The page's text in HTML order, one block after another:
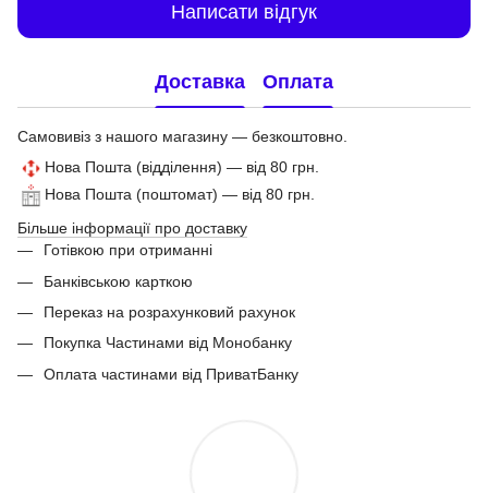
Написати відгук
Доставка Оплата
Самовивіз з нашого магазину — безкоштовно.
Нова Пошта (відділення) — від 80 грн.
Нова Пошта (поштомат) — від 80 грн.
Більше інформації про доставку
Готівкою при отриманні
Банківською карткою
Переказ на розрахунковий рахунок
Покупка Частинами від Монобанку
Оплата частинами від ПриватБанку